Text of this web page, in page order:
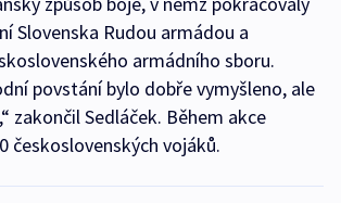
Slovenska Rudou armádou a
armádního sboru.
povstání bylo dobře vymyšleno, ale
zakončil Sedláček. Během akce
československých vojáků.